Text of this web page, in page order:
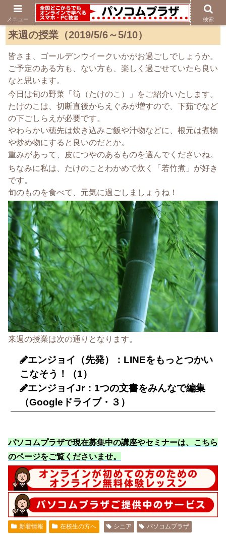
来週の授業（2019/5/6～5/10）
皆さま、ゴールデンウイークいかがお過ごしでしょうか。
ご予定のある方も、ない方も、楽しく過ごせていたら良い
なと思います。
今日は旬の野菜「筍（たけのこ）」をご紹介いたします。
たけのこは、切断直後からえぐみが増すので、下茹でなど
の下ごしらえが必要です。
やわらかい穂先は炊き込みご飯や汁物などに、根元は煮物
や炒め物にすると良いのだとか。
重みがあって、皮につやのあるものを選んでくださいね。
ちなみに私は、たけのことわかめで炊く「若竹煮」が好き
です。
旬のものを食べて、元気に過ごしましょうね！
来週の授業は次の通りとなります。
エンジョイ（先発）：LINEをもっとつかい
こなそう！（1）
エンジョイJr：1つの文書をみんなで編集
（Googleドライブ・３）
パソコムプラザで現在募集中の講座やセミナーは、こちら
のページをご覧くださいませ。
新着情報 在校生の方へ シニア
パソコムプラザ
メニュー 検索